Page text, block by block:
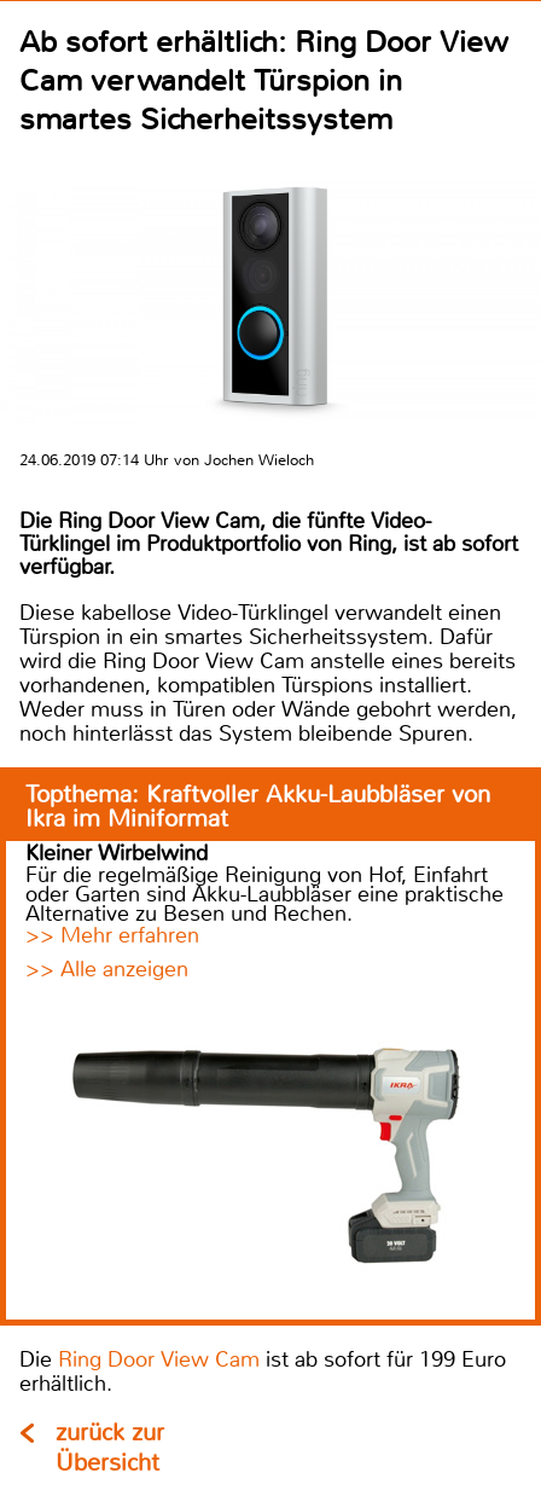
Ab sofort erhältlich: Ring Door View
Cam verwandelt Türspion in
smartes Sicherheitssystem
24.06.2019 07:14 Uhr von Jochen Wieloch
Die Ring Door View Cam, die fünfte Video-
Türklingel im Produktportfolio von Ring, ist ab sofort
verfügbar.
Diese kabellose Video-Türklingel verwandelt einen
Türspion in ein smartes Sicherheitssystem. Dafür
wird die Ring Door View Cam anstelle eines bereits
vorhandenen, kompatiblen Türspions installiert.
Weder muss in Türen oder Wände gebohrt werden,
noch hinterlässt das System bleibende Spuren.
Topthema: Kraftvoller Akku-Laubbläser von
Ikra im Miniformat
Kleiner Wirbelwind
Für die regelmäßige Reinigung von Hof, Einfahrt
oder Garten sind Akku-Laubbläser eine praktische
Alternative zu Besen und Rechen.
>> Mehr erfahren
>> Alle anzeigen
Die Ring Door View Cam ist ab sofort für 199 Euro
erhältlich.
zurück zur
Übersicht